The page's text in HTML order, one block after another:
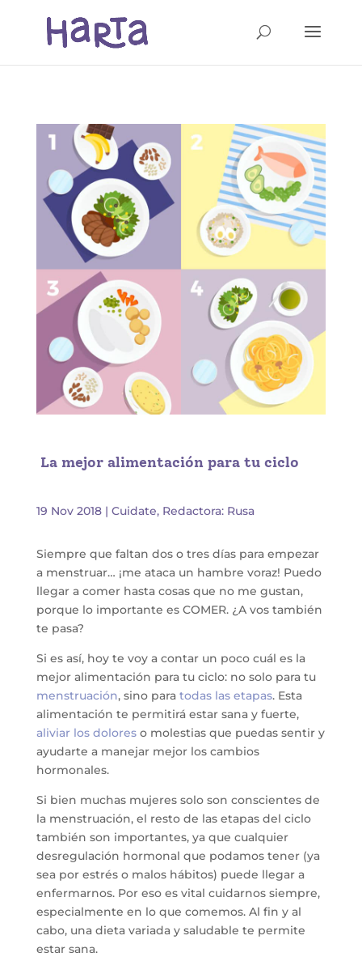
La mejor alimentación para tu ciclo
19 Nov 2018| Cuidate, Redactora: Rusa
Siempre que faltan dos o tres días para empezar
a menstruar… ¡me ataca un hambre voraz! Puedo
llegar a comer hasta cosas que no me gustan,
porque lo importante es COMER. ¿A vos también
te pasa?
Si es así, hoy te voy a contar un poco cuál es la
mejor alimentación para tu ciclo: no solo para tu
menstruación, sino para todas las etapas. Esta
alimentación te permitirá estar sana y fuerte,
aliviar los doloreso molestias que puedas sentir y
ayudarte a manejar mejor los cambios
hormonales.
Si bien muchas mujeres solo son conscientes de
la menstruación, el resto de las etapas del ciclo
también son importantes, ya que cualquier
desregulación hormonal que podamos tener (ya
sea por estrés o malos hábitos) puede llegar a
enfermarnos. Por eso es vital cuidarnos siempre,
especialmente en lo que comemos. Al fin y al
cabo, una dieta variada y saludable te permite
estar sana.